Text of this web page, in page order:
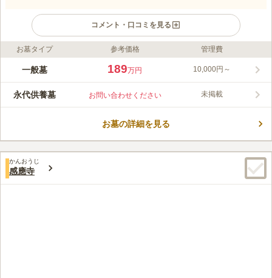
コメント・口コミを見る
ライフドット編集部のコメント
仙龍寺は、東京都文京区にある臨済宗妙心寺派のお寺です。最寄
ります。万治年間（1658～1660）から続く由緒あるお寺で、所
蔵している阿弥陀如来坐像一躯は、区指定有形文化財となってい
蔵がお墓を見守っています。
この霊園はまだ誰からも評価されていません。
お墓タイプ 参考価格 管理費
一般墓 189万円 10,000円～
永代供養墓 お問い合わせください 未掲載
お墓の詳細を見る
かんおうじ
感應寺